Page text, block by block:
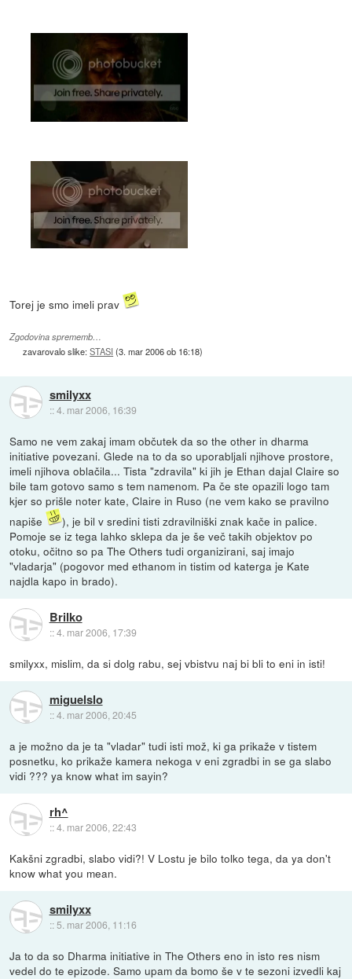
Torej je smo imeli prav
Zgodovina sprememb…
zavarovalo slike:STASI (3. mar 2006 ob 16:18)
smilyxx
::4. mar 2006, 16:39
Samo ne vem zakaj imam občutek da so the other in dharma
initiative povezani. Glede na to da so uporabljali njihove prostore,
imeli njihova oblačila... Tista "zdravila" ki jih je Ethan dajal Claire so
bile tam gotovo samo s tem namenom. Pa če ste opazili logo tam
kjer so prišle noter kate, Claire in Ruso (ne vem kako se pravilno
napiše
), je bil v sredini tisti zdravilniški znak kače in palice.
Pomoje se iz tega lahko sklepa da je še več takih objektov po
otoku, očitno so pa The Others tudi organizirani, saj imajo
"vladarja" (pogovor med ethanom in tistim od katerga je Kate
najdla kapo in brado).
Brilko
::4. mar 2006, 17:39
smilyxx, mislim, da si dolg rabu, sej vbistvu naj bi bli to eni in isti!
miguelslo
::4. mar 2006, 20:45
a je možno da je ta "vladar" tudi isti mož, ki ga prikaže v tistem
posnetku, ko prikaže kamera nekoga v eni zgradbi in se ga slabo
vidi ??? ya know what im sayin?
rh^
::4. mar 2006, 22:43
Kakšni zgradbi, slabo vidi?! V Lostu je bilo tolko tega, da ya don't
know what you mean.
smilyxx
:: 5. mar 2006, 11:16
Ja to da so Dharma initiative in The Others eno in isto res nism
vedel do te epizode. Samo upam da bomo še v te sezoni izvedli kaj